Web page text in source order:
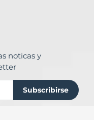
noticas y
Subscribirse